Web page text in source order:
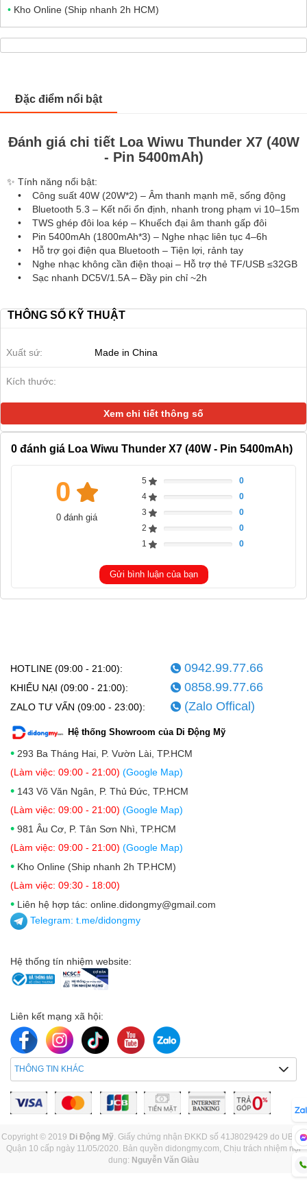
• Kho Online (Ship nhanh 2h HCM)
Đặc điểm nổi bật
Đánh giá chi tiết Loa Wiwu Thunder X7 (40W
- Pin 5400mAh)
✨ Tính năng nổi bật:
• Công suất 40W (20W*2) – Âm thanh mạnh mẽ, sống động
• Bluetooth 5.3 – Kết nối ổn định, nhanh trong phạm vi 10–15m
• TWS ghép đôi loa kép – Khuếch đại âm thanh gấp đôi
• Pin 5400mAh (1800mAh*3) – Nghe nhạc liên tục 4–6h
• Hỗ trợ gọi điện qua Bluetooth – Tiện lợi, rảnh tay
• Nghe nhạc không cần điện thoại – Hỗ trợ thẻ TF/USB ≤32GB
• Sạc nhanh DC5V/1.5A – Đầy pin chỉ ~2h
THÔNG SỐ KỸ THUẬT
Xuất sứ: Made in China
Kích thước:
Xem chi tiết thông số
0 đánh giá Loa Wiwu Thunder X7 (40W - Pin 5400mAh)
0
0 đánh giá
5
0
4
0
3
0
2
0
1
0
Gửi bình luận của bạn
HOTLINE (09:00 - 21:00): 0942.99.77.66
KHIẾU NẠI (09:00 - 21:00): 0858.99.77.66
ZALO TƯ VẤN (09:00 - 23:00): (Zalo Offical)
Hệ thống Showroom của Di Động Mỹ
• 293 Ba Tháng Hai, P. Vườn Lài, TP.HCM
(Làm việc: 09:00 - 21:00) (Google Map)
• 143 Võ Văn Ngân, P. Thủ Đức, TP.HCM
(Làm việc: 09:00 - 21:00) (Google Map)
• 981 Âu Cơ, P. Tân Sơn Nhì, TP.HCM
(Làm việc: 09:00 - 21:00) (Google Map)
• Kho Online (Ship nhanh 2h TP.HCM)
(Làm việc: 09:30 - 18:00)
• Liên hệ hợp tác: online.didongmy@gmail.com
Telegram: t.me/didongmy
Hệ thống tín nhiệm website:
Liên kết mạng xã hội:
THÔNG TIN KHÁC
Copyright © 2019 Di Động Mỹ. Giấy chứng nhận ĐKKD số 41J8029429 do UBND
Quận 10 cấp ngày 11/05/2020. Bản quyền didongmy.com, Chịu trách nhiệm nội
dung: Nguyễn Văn Giàu